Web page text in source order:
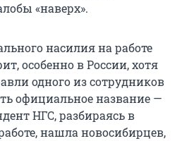
«наверх».
насилия на работе
особенно в России, хотя
одного из сотрудников
официальное название —
НГС, разбираясь в
нашла новосибирцев,